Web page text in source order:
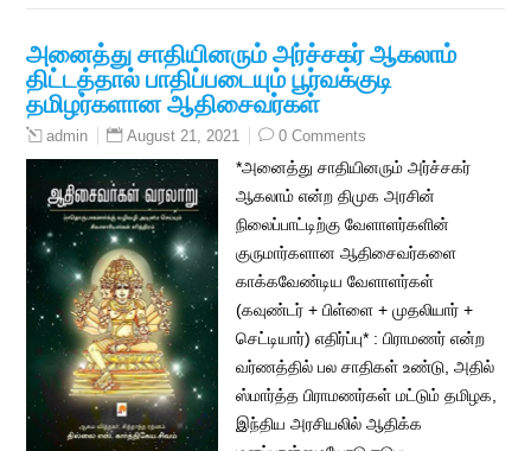
அனைத்து சாதியினரும் அர்ச்சகர் ஆகலாம்
திட்டத்தால் பாதிப்படையும் பூர்வக்குடி
தமிழர்களான ஆதிசைவர்கள்
admin August 21, 2021 0 Comments
*அனைத்து சாதியினரும் அர்ச்சகர்
ஆகலாம் என்ற திமுக அரசின்
நிலைப்பாட்டிற்கு வேளாளர்களின்
குருமார்களான ஆதிசைவர்களை
காக்கவேண்டிய வேளாளர்கள்
(கவுண்டர் + பிள்ளை + முதலியார் +
செட்டியார்) எதிர்ப்பு* : பிராமணர் என்ற
வர்ணத்தில் பல சாதிகள் உண்டு, அதில்
ஸ்மார்த்த பிராமணர்கள் மட்டும் தமிழக,
இந்திய அரசியலில் ஆதிக்க